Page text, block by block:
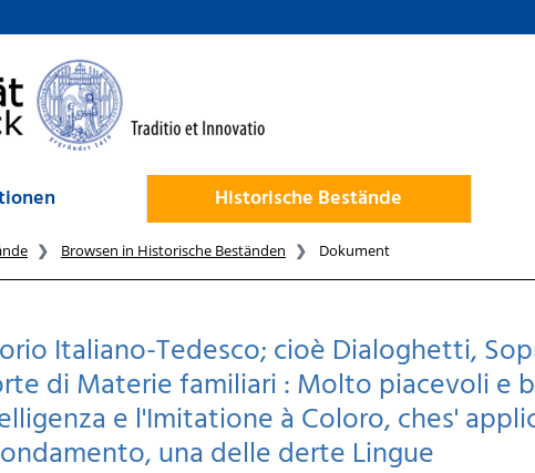
Historische Bestände
Browsen in Historische Beständen Dokument
Italiano-Tedesco; cioè Dialoghetti,
di Materie familiari : Molto piacevoli e
e l'Imitatione à Coloro, ches'
una delle derte Lingue